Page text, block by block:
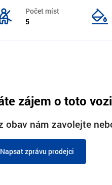
Počet míst
5
zájem o toto
obav nám zavolejte
Napsat zprávu prodejci